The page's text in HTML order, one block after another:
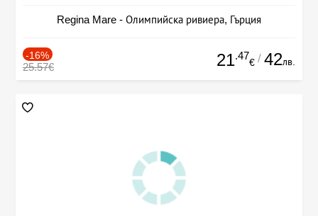
Regina Mare - Олимпийска ривиера, Гърция
-16%
25.57€ 21.47
€ / 42лв.